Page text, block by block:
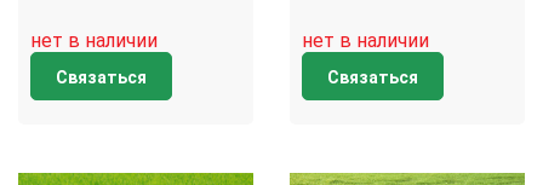
нет в наличии
Связаться
нет в наличии
Связаться